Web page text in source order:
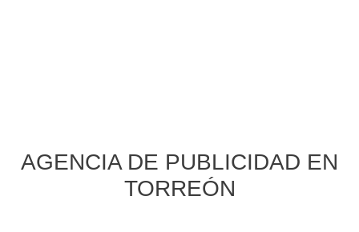
AGENCIA DE PUBLICIDAD EN
TORREÓN